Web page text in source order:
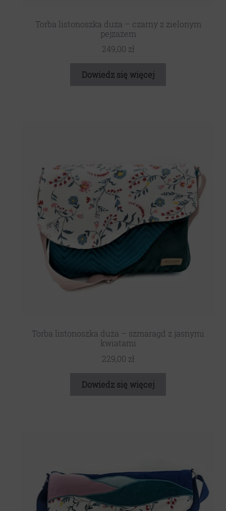
Torba listonoszka duża – czarny z zielonym
pejzażem
249,00 zł
Dowiedz się więcej
Torba listonoszka duża – szmaragd z jasnymi
kwiatami
229,00 zł
Dowiedz się więcej